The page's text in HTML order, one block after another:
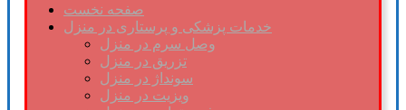
صفحه نخست
خدمات پزشکی و پرستاری در منزل
وصل سرم در منزل
تزریق در منزل
سونداژ در منزل
ویزیت در منزل